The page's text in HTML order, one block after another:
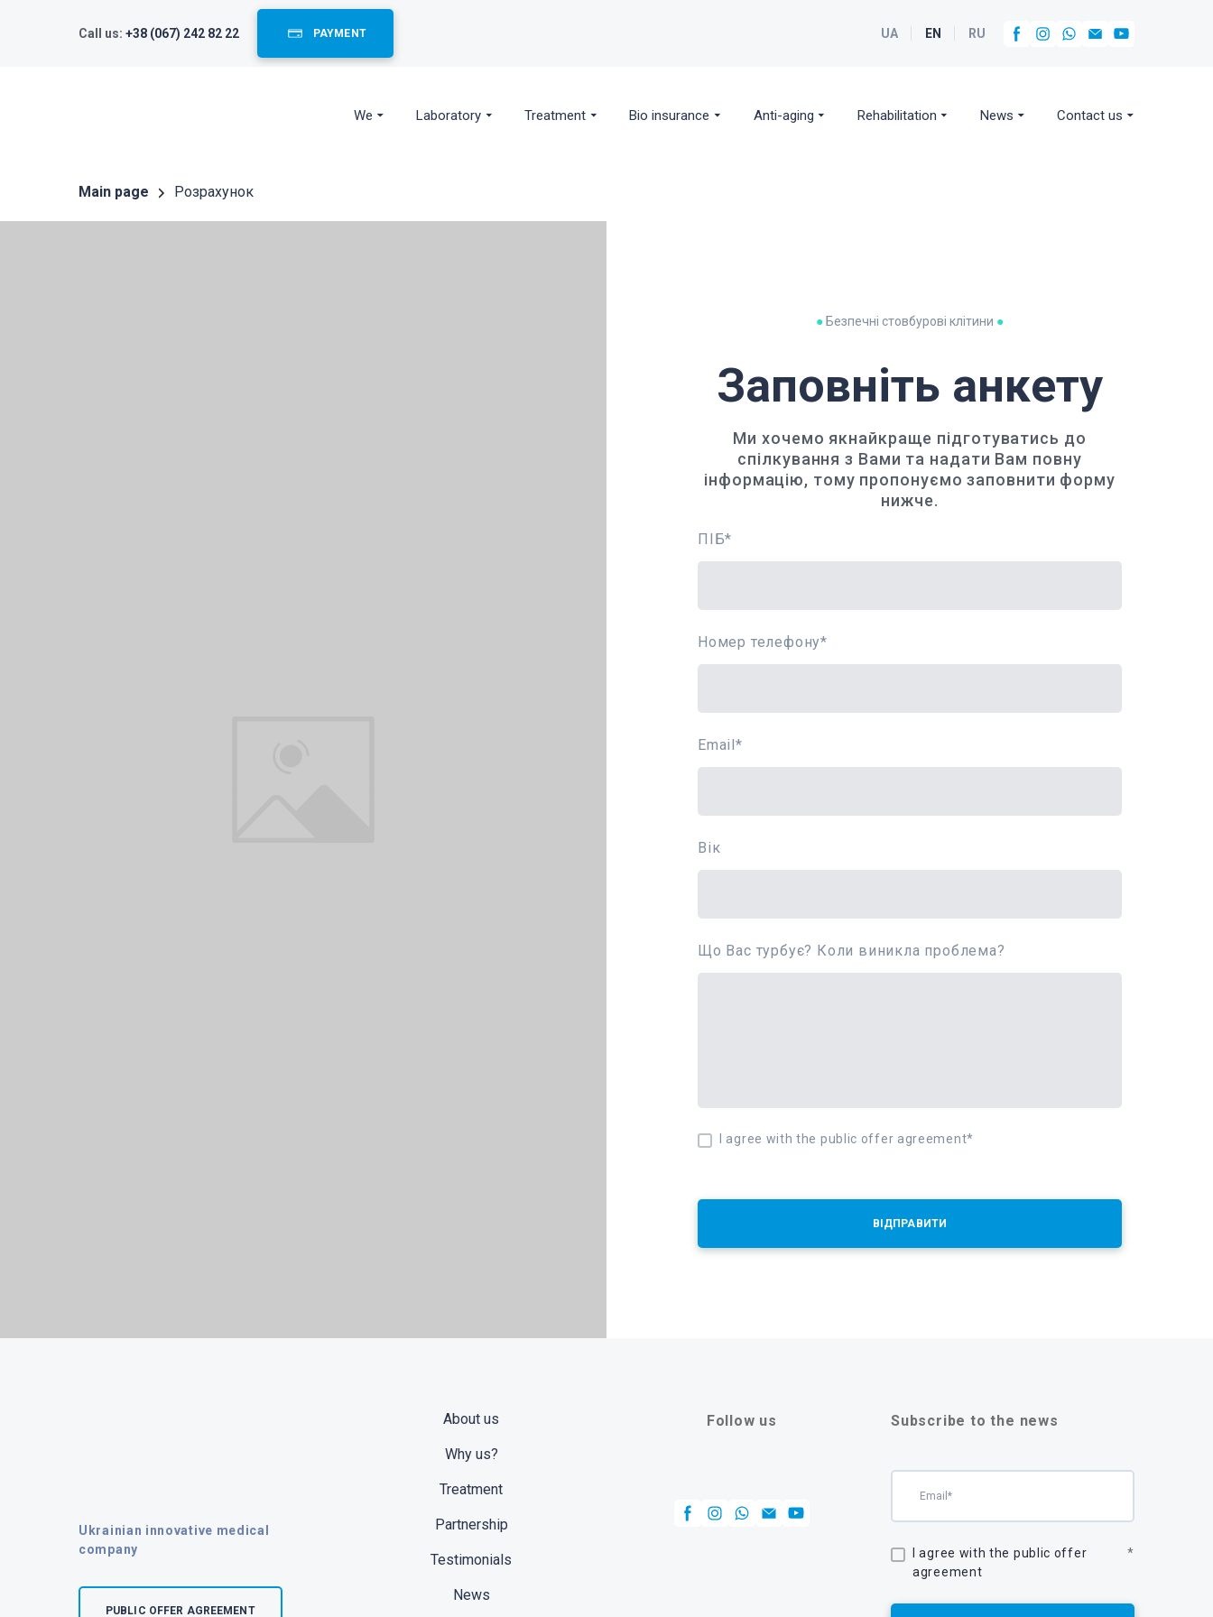
Call us: +38 (067) 242 82 22 PAYMENT UA EN RU
We Laboratory Treatment Bio insurance Anti-aging Rehabilitation News Contact us
Main page Розрахунок
● Безпечні стовбурові клітини ●
Заповніть анкету
Ми хочемо якнайкраще підготуватись до
спілкування з Вами та надати Вам повну
інформацію, тому пропонуємо заповнити форму
нижче.
ПІБ*
Номер телефону*
Email *
Вік
Що Вас турбує? Коли виникла проблема?
I agree with the public offer agreement*
ВІДПРАВИТИ
Ukrainian innovative medical
company
PUBLIC OFFER AGREEMENT
About us
Why us?
Treatment
Partnership
Testimonials
News
Follow us Subscribe to the news
I agree with the public offer
agreement
*